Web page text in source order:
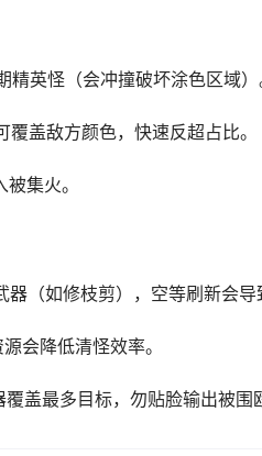
英怪（会冲撞破坏涂色区域）
盖敌方颜色，快速反超占比。
集火。
（如修枝剪），空等刷新会导
会降低清怪效率。
盖最多目标，勿贴脸输出被围